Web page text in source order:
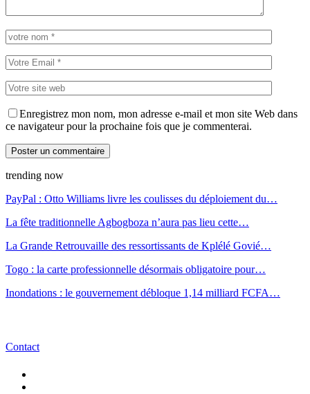
Enregistrez mon nom, mon adresse e-mail et mon site Web dans
ce navigateur pour la prochaine fois que je commenterai.
trending now
PayPal : Otto Williams livre les coulisses du déploiement du…
La fête traditionnelle Agbogboza n’aura pas lieu cette…
La Grande Retrouvaille des ressortissants de Kplélé Govié…
Togo : la carte professionnelle désormais obligatoire pour…
Inondations : le gouvernement débloque 1,14 milliard FCFA…
Contact